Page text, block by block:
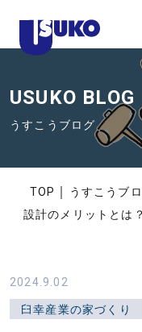
岡
東
部
注
文
住
ら
臼
幸
USUKO BLOG
うすこうブログ
TOP ｜ うすこうブ
設計のメリットとは
2024.9.02
臼幸産業の家づくり